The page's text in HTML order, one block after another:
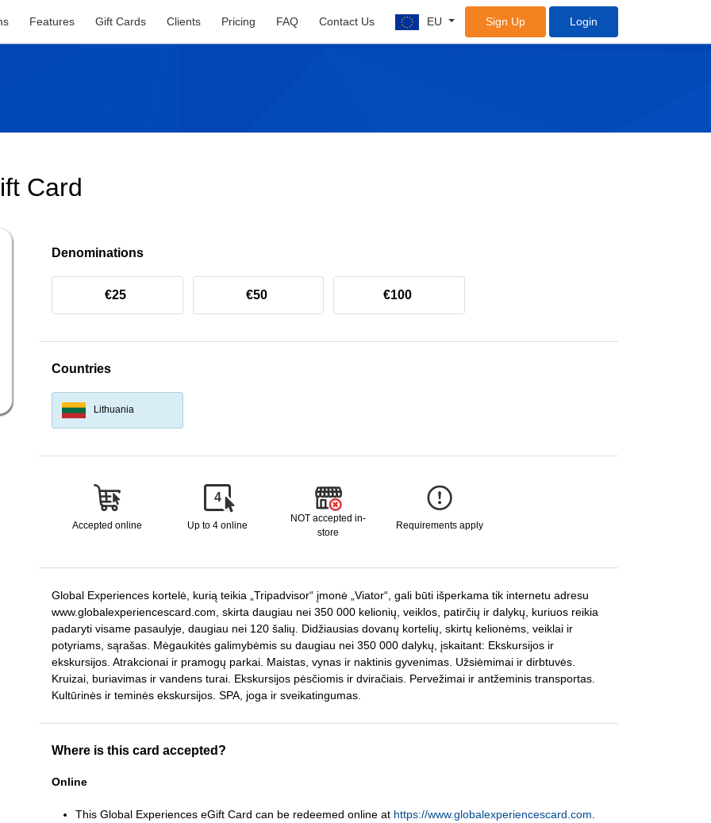
Features Gift Cards Clients Pricing FAQ Contact Us EU Sign Up Login
Card
Denominations
€25 €50 €100
Countries
Lithuania
Accepted online
4
Up to 4 online
NOT accepted in-
store
Requirements apply
Global Experiences kortelė, kurią teikia „Tripadvisor“ įmonė „Viator“, gali būti išperkama tik internetu adresu
www.globalexperiencescard.com, skirta daugiau nei 350 000 kelionių, veiklos, patirčių ir dalykų, kuriuos reikia
padaryti visame pasaulyje, daugiau nei 120 šalių. Didžiausias dovanų kortelių, skirtų kelionėms, veiklai ir
potyriams, sąrašas. Mėgaukitės galimybėmis su daugiau nei 350 000 dalykų, įskaitant: Ekskursijos ir
ekskursijos. Atrakcionai ir pramogų parkai. Maistas, vynas ir naktinis gyvenimas. Užsiėmimai ir dirbtuvės.
Kruizai, buriavimas ir vandens turai. Ekskursijos pėsčiomis ir dviračiais. Pervežimai ir antžeminis transportas.
Kultūrinės ir teminės ekskursijos. SPA, joga ir sveikatingumas.
Where is this card accepted?
Online
This Global Experiences eGift Card can be redeemed online at https://www.globalexperiencescard.com